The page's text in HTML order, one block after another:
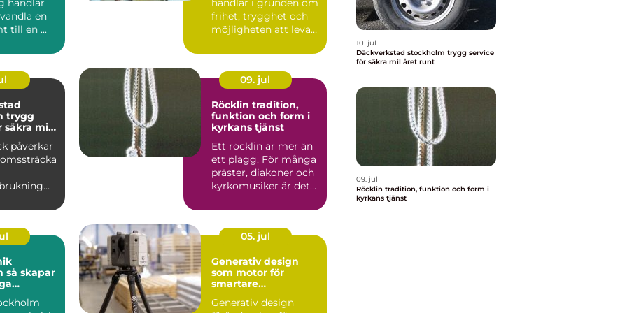
en
till en ...
frihet, trygghet och
möjligheten att leva
säkra mil
påverkar
09. jul
Röcklin tradition,
funktion och form i
kyrkans tjänst
Ett röcklin är mer än
ett plagg. För många
präster, diakoner och
kyrkomusiker är det
05. jul
Generativ design
som motor för
smartare
Generativ design
10. jul
Däckverkstad stockholm trygg service
för säkra mil året runt
09. jul
Röcklin tradition, funktion och form i
kyrkans tjänst